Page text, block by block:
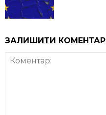
ЗАЛИШИТИ КОМЕНТАР